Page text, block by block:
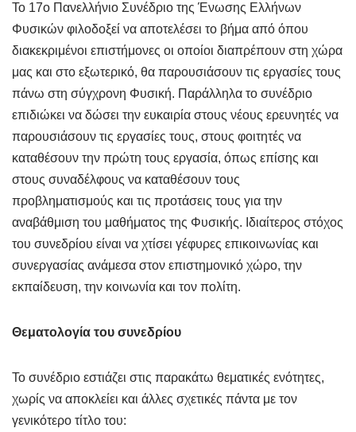
Το 17ο Πανελλήνιο Συνέδριο της Ένωσης Ελλήνων
Φυσικών φιλοδοξεί να αποτελέσει το βήμα από όπου
διακεκριμένοι επιστήμονες οι οποίοι διαπρέπουν στη χώρα
μας και στο εξωτερικό, θα παρουσιάσουν τις εργασίες τους
πάνω στη σύγχρονη Φυσική. Παράλληλα το συνέδριο
επιδιώκει να δώσει την ευκαιρία στους νέους ερευνητές να
παρουσιάσουν τις εργασίες τους, στους φοιτητές να
καταθέσουν την πρώτη τους εργασία, όπως επίσης και
στους συναδέλφους να καταθέσουν τους
προβληματισμούς και τις προτάσεις τους για την
αναβάθμιση του μαθήματος της Φυσικής. Ιδιαίτερος στόχος
του συνεδρίου είναι να χτίσει γέφυρες επικοινωνίας και
συνεργασίας ανάμεσα στον επιστημονικό χώρο, την
εκπαίδευση, την κοινωνία και τον πολίτη.
Θεματολογία του συνεδρίου
Το συνέδριο εστιάζει στις παρακάτω θεματικές ενότητες,
χωρίς να αποκλείει και άλλες σχετικές πάντα με τον
γενικότερο τίτλο του: